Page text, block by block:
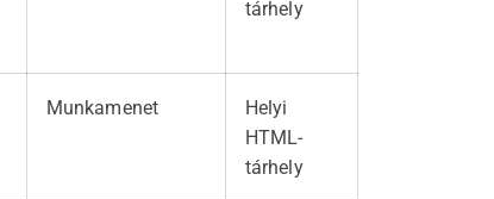
tárhely
Munkamenet
Helyi
HTML-
tárhely